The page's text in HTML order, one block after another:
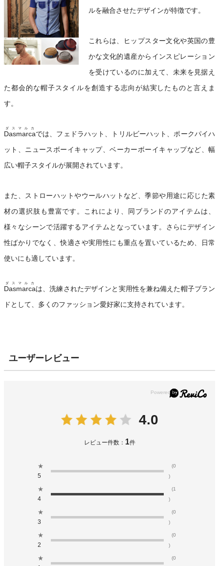
ルを融合させたデザインが特徴です。
これらは、ヒップスター文化や英国の豊
かな文化的遺産からインスピレーション
を受けているのに加えて、未来を見据え
た都会的な帽子スタイルを創造する志向が結実したものと言えま
す。
Dasmarca
ダスマルカ
では、フェドラハット、トリルビーハット、ポークパイハ
ット、ニュースボーイキャップ、ベーカーボーイキャップなど、幅
広い帽子スタイルが展開されています。
また、ストローハットやウールハットなど、季節や用途に応じた素
材の選択肢も豊富です。これにより、同ブランドのアイテムは、
様々なシーンで活躍するアイテムとなっています。さらにデザイン
性ばかりでなく、快適さや実用性にも重点を置いているため、日常
使いにも適しています。
Dasmarca
ダスマルカ
は、洗練されたデザインと実用性を兼ね備えた帽子ブラン
ドとして、多くのファッション愛好家に支持されています。
ユーザーレビュー
4.0
レビュー件数： 1件
★
5
(0
)
★
4
(1
)
★
3
(0
)
★
2
(0
)
★
(0